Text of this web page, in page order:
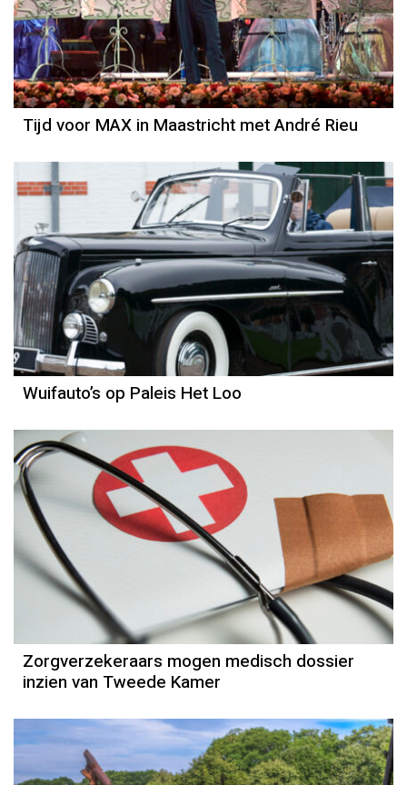
Tijd voor MAX in Maastricht met André Rieu
Wuifauto’s op Paleis Het Loo
Zorgverzekeraars mogen medisch dossier
inzien van Tweede Kamer